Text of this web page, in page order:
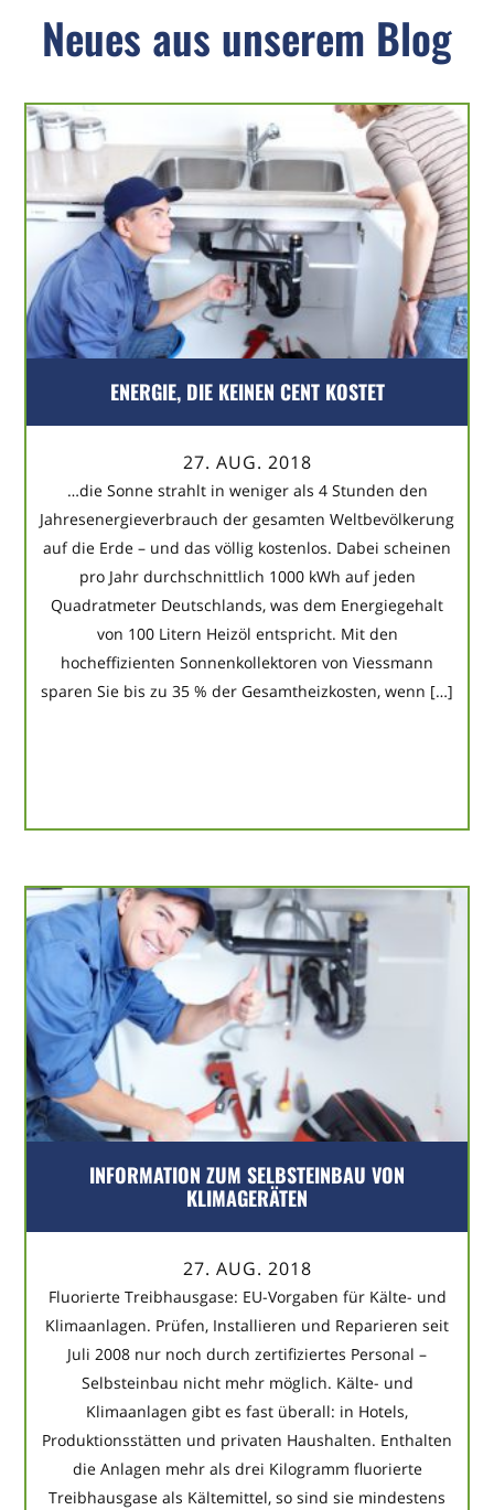
Neues aus unserem Blog
ENERGIE, DIE KEINEN CENT KOSTET
27. AUG. 2018
…die Sonne strahlt in weniger als 4 Stunden den
Jahresenergieverbrauch der gesamten Weltbevölkerung
auf die Erde – und das völlig kostenlos. Dabei scheinen
pro Jahr durchschnittlich 1000 kWh auf jeden
Quadratmeter Deutschlands, was dem Energiegehalt
von 100 Litern Heizöl entspricht. Mit den
hocheffizienten Sonnenkollektoren von Viessmann
sparen Sie bis zu 35 % der Gesamtheizkosten, wenn […]
INFORMATION ZUM SELBSTEINBAU VON
KLIMAGERÄTEN
27. AUG. 2018
Fluorierte Treibhausgase: EU-Vorgaben für Kälte- und
Klimaanlagen. Prüfen, Installieren und Reparieren seit
Juli 2008 nur noch durch zertifiziertes Personal –
Selbsteinbau nicht mehr möglich. Kälte- und
Klimaanlagen gibt es fast überall: in Hotels,
Produktionsstätten und privaten Haushalten. Enthalten
die Anlagen mehr als drei Kilogramm fluorierte
Treibhausgase als Kältemittel, so sind sie mindestens